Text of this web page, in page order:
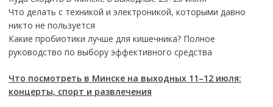
Что делать с техникой и электроникой, которыми давно
никто не пользуется
Какие пробиотики лучше для кишечника? Полное
руководство по выбору эффективного средства
Что посмотреть в Минске на выходных 11–12 июля:
концерты, спорт и развлечения